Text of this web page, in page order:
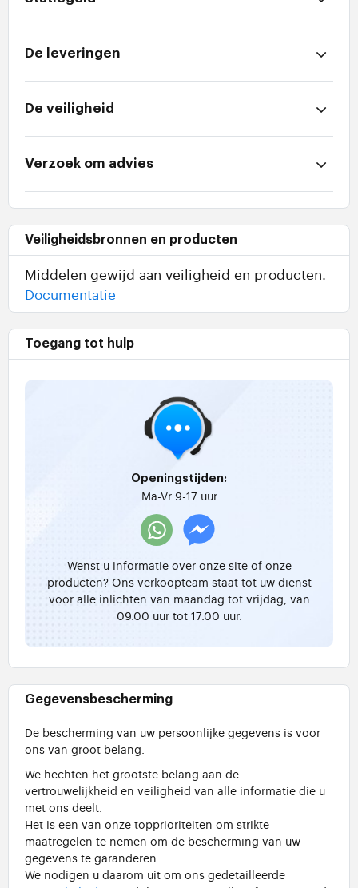
De leveringen
De veiligheid
Verzoek om advies
Veiligheidsbronnen en producten
Middelen gewijd aan veiligheid en producten.
Documentatie
Toegang tot hulp
Openingstijden:
Ma-Vr 9-17 uur
Wenst u informatie over onze site of onze
producten? Ons verkoopteam staat tot uw dienst
voor alle inlichten van maandag tot vrijdag, van
09.00 uur tot 17.00 uur.
Gegevensbescherming
De bescherming van uw persoonlijke gegevens is voor
ons van groot belang.
We hechten het grootste belang aan de
vertrouwelijkheid en veiligheid van alle informatie die u
met ons deelt.
Het is een van onze topprioriteiten om strikte
maatregelen te nemen om de bescherming van uw
gegevens te garanderen.
We nodigen u daarom uit om ons gedetailleerde